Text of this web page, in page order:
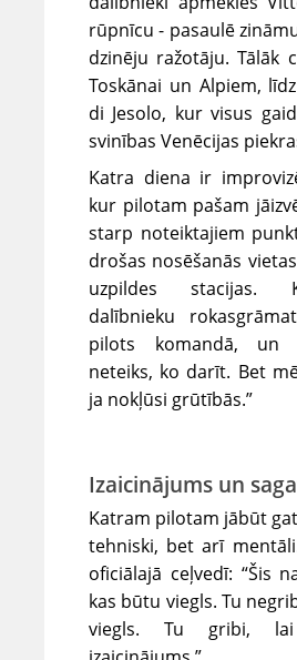
rūpnīcu - pasaulē
dzinēju ražotāju. Tālāk
Toskānai un Alpiem,
di Jesolo, kur visus
svinības Venēcijas
Katra diena ir
kur pilotam pašam
starp noteiktajiem
drošas nosēšanās
uzpildes stacijas.
dalībnieku
pilots komandā, un
neteiks, ko darīt. Bet
ja nokļūsi grūtībās.”
Izaicinājums un
Katram pilotam jābūt
tehniski, bet arī
oficiālajā ceļvedī: “Šis
kas būtu viegls. Tu
viegls. Tu gribi,